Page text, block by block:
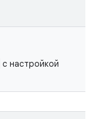
с настройкой